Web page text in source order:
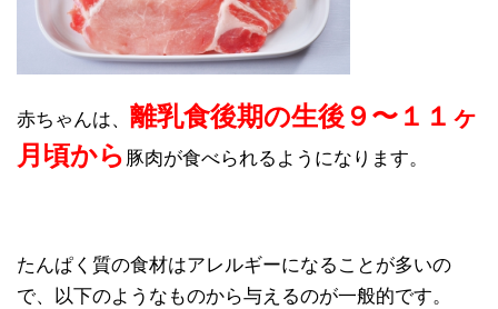
赤ちゃんは、 離乳食後期の生後９〜１１ヶ
月頃から 豚肉が食べられるようになります。
たんぱく質の食材はアレルギーになることが多いの
で、以下のようなものから与えるのが一般的です。